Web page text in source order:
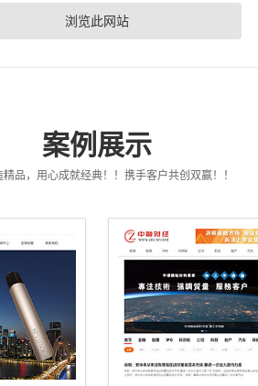
浏览此网站
案例展示
精品，用心成就经典！！携手客户共创双赢！！